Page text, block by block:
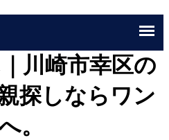
川崎市幸区の
探しならワン
。